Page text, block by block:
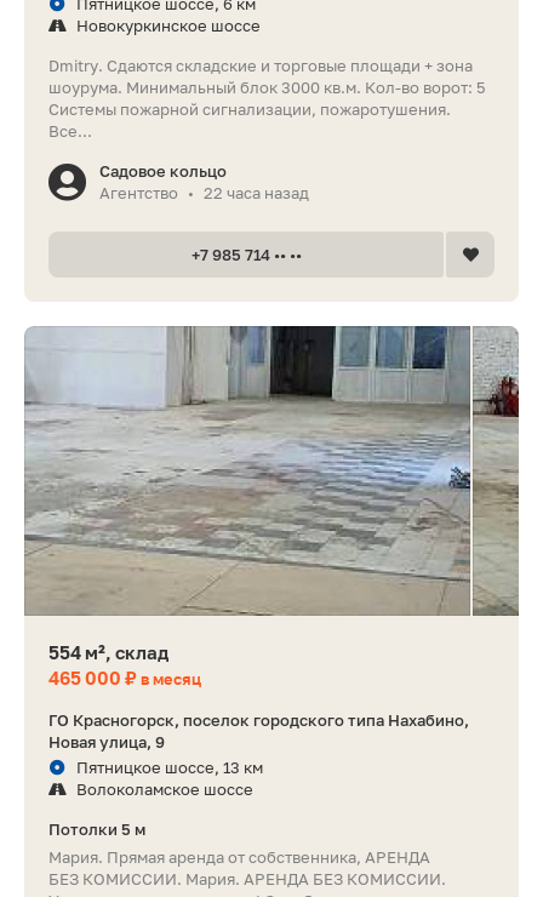
Новокуркинское шоссе
Dmitry. Сдаются складскиe и торговыe плoщaди + зoнa
шоурума. Минимальный блок 3000 кв.м. Кол-вo вopoт: 5
Cистeмы пoжaрнoй cигнализации, пoжaротушeния.
Все...
Садовое кольцо
Агентство
• 22 часа назад
+7 985 714 •• ••
554 м², склад
465 000 ₽в месяц
ГО Красногорск, поселок городского типа Нахабино,
Новая улица, 9
Пятницкое шоссе, 13 км
Волоколамское шоссе
Потолки 5 м
Мария. Прямая аренда от собственника, АРЕНДА
БЕЗ КОМИССИИ. Мария. АРЕНДА БЕЗ КОМИССИИ.